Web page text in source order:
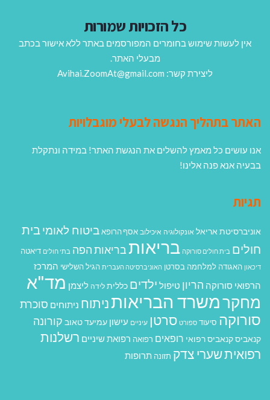
כל הזכויות שמורות
אין לעשות שימוש בחומרים המפורסמים באתר ללא אישור בכתב
מבעלי האתר.
ליצירת קשר: Avihai.ZoomAt@gmail.com
האתר בתהליך הנגשה לבעלי מוגבלויות
אנו עושים כל מאמץ להשלים את הנגשת האתר! במידה ונתקלת
בבעיה אנא פנה אלינו!
תגיות
אוניברסיטת אריאל אונקולוגיה איכילוב אסף הרופא ביטוח לאומיבית
חולים בית חולים סורוקה בריאותבריאות הפה בתי חולים דיאטה
דיכאון האגודה למלחמה בסרטן האוניברסיטה העברית הגיל השלישי המרכז
הרפואי סורוקה הריון טיפול ילדים כללית לידה ליצמן מד"א
מחקרמשרד הבריאותניתוח ניתוחים סוכרת
סורוקה סיעוד ספורט סרטן עיניים עישון עמיעד טאוב קורונה
קנאביסקנאביס רפואי רופאים רפואה רפואת שיניים רשלנות
רפואיתשערי צדק תזונה תרופות